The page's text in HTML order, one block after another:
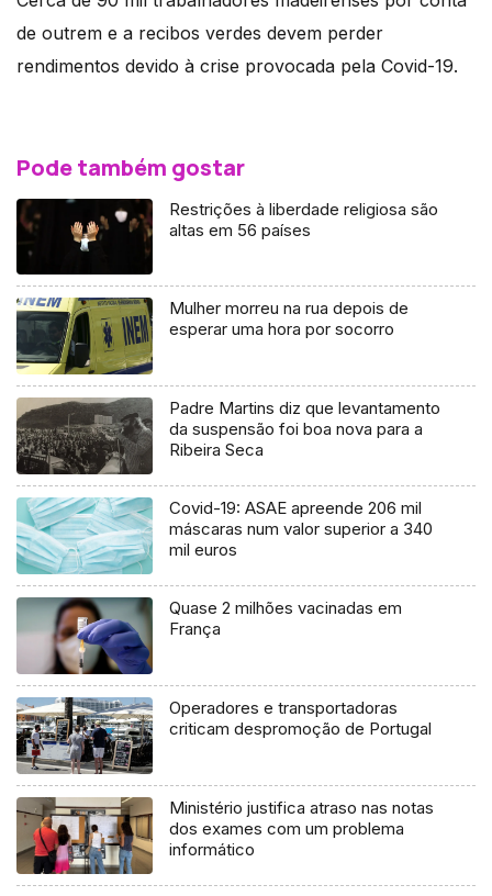
de outrem e a recibos verdes devem perder
rendimentos devido à crise provocada pela Covid-19.
Pode também gostar
Restrições à liberdade religiosa são
altas em 56 países
Mulher morreu na rua depois de
esperar uma hora por socorro
Padre Martins diz que levantamento
da suspensão foi boa nova para a
Ribeira Seca
Covid-19: ASAE apreende 206 mil
máscaras num valor superior a 340
mil euros
Quase 2 milhões vacinadas em
França
Operadores e transportadoras
criticam despromoção de Portugal
Ministério justifica atraso nas notas
dos exames com um problema
informático